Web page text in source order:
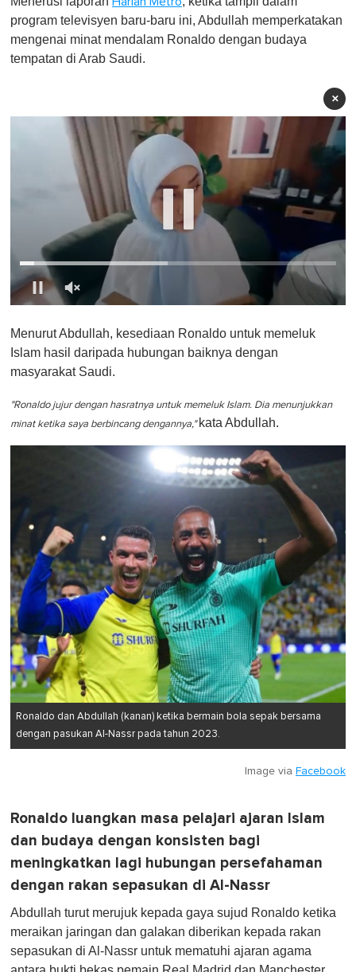
program televisyen baru-baru ini, Abdullah memperkatakan
mengenai minat mendalam Ronaldo dengan budaya
tempatan di Arab Saudi.
×
f
1
i
u
e
Menurut Abdullah, kesediaan Ronaldo untuk memeluk
Islam hasil daripada hubungan baiknya dengan
masyarakat Saudi.
"Ronaldo jujur dengan hasratnya untuk memeluk Islam. Dia menunjukkan
minat ketika saya berbincang dengannya," kata Abdullah.
Ronaldo dan Abdullah (kanan) ketika bermain bola sepak bersama
dengan pasukan Al-Nassr pada tahun 2023.
Image via Facebook
Ronaldo luangkan masa pelajari ajaran Islam
dan budaya dengan konsisten bagi
meningkatkan lagi hubungan persefahaman
dengan rakan sepasukan di Al-Nassr
Abdullah turut merujuk kepada gaya sujud Ronaldo ketika
meraikan jaringan dan galakan diberikan kepada rakan
sepasukan di Al-Nassr untuk mematuhi ajaran agama